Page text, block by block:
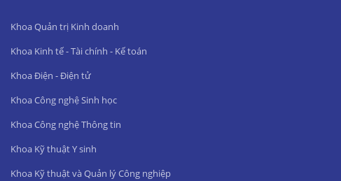
Khoa Quản trị Kinh doanh
Khoa Kinh tế - Tài chính - Kế toán
Khoa Điện - Điện tử
Khoa Công nghệ Sinh học
Khoa Công nghệ Thông tin
Khoa Kỹ thuật Y sinh
Khoa Kỹ thuật và Quản lý Công nghiệp